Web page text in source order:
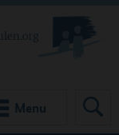
Menu